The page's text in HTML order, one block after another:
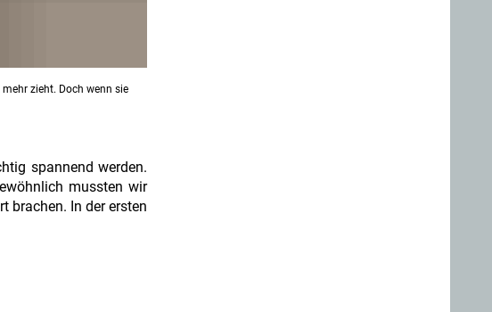
zieht. Doch wenn sie
spannend werden.
mussten wir
brachen. In der ersten